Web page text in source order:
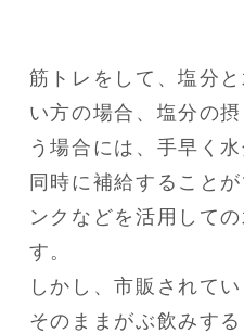
筋トレをして、塩分
い方の場合、塩分の
う場合には、手早く
同時に補給すること
ンクなどを活用して
す。
しかし、市販されて
そのままがぶ飲みす